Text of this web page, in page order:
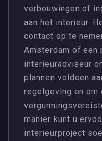
verbouwingen of
aan het interieur.
contact op te
Amsterdam of
interieuradviseur
plannen voldoen
regelgeving en om
manier kunt u
interieurproject